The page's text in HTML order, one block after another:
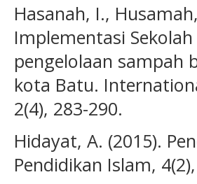
Hasanah, I.,
Implementasi
pengelolaan sampah
kota Batu.
2(4), 283-290.
Hidayat, A. (2015).
Pendidikan Islam,